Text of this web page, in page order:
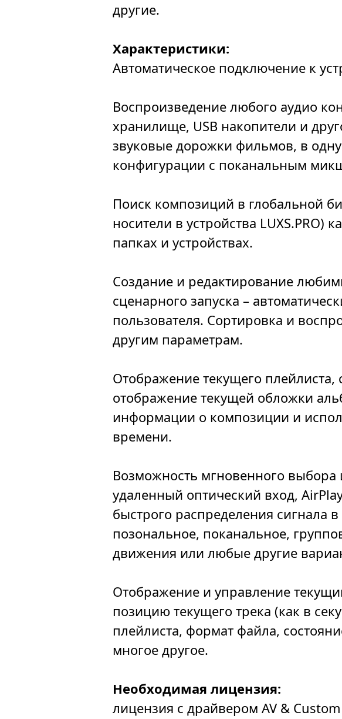
другие.
Характеристики:
Автоматическое подключение к
Воспроизведение любого аудио
хранилище, USB накопители и
звуковые дорожки фильмов, в
конфигурации с поканальным
Поиск композиций в глобальной
носители в устройства LUXS.PRO)
папках и устройствах.
Создание и редактирование
сценарного запуска –
пользователя. Сортировка и
другим параметрам.
Отображение текущего
отображение текущей обложки
информации о композиции и
времени.
Возможность мгновенного
удаленный оптический вход,
быстрого распределения сигнала
позональное, поканальное,
движения или любые другие
Отображение и управление
позицию текущего трека (как в
плейлиста, формат файла,
многое другое.
Необходимая лицензия:
лицензия с драйвером AV &